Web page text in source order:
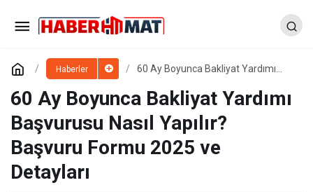
Haberler
60 Ay Boyunca Bakliyat Yardımı
Formu 2025 ve Detayları
60 Ay Boyunca Bakliyat Yardımı
Başvurusu Nasıl Yapılır?
Başvuru Formu 2025 ve
Detayları